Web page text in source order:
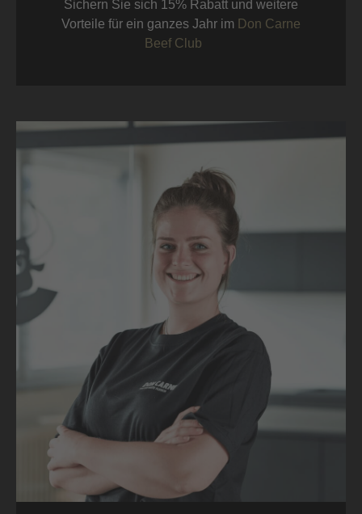
Sichern Sie sich 15% Rabatt und weitere
Vorteile für ein ganzes Jahr im Don Carne
Beef Club